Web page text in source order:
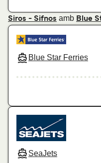
Siros - Sifnos amb Blue
Blue Star Ferries
SeaJets